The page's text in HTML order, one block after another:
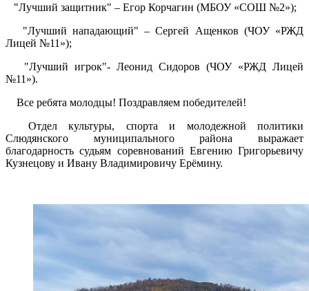
"Лучший защитник" – Егор Корчагин (МБОУ «СОШ №2»);
"Лучший нападающий" – Сергей Ащенков (ЧОУ «РЖД
Лицей №11»);
"Лучший игрок"- Леонид Сидоров (ЧОУ «РЖД Лицей
№11»).
Все ребята молодцы! Поздравляем победителей!
Отдел культуры, спорта и молодежной политики
Слюдянского муниципального района выражает
благодарность судьям соревнований Евгению Григорьевичу
Кузнецову и Ивану Владимировичу Ерёмину.